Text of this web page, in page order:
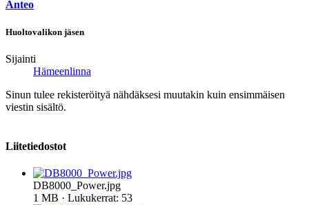
Anteo
Huoltovalikon jäsen
Sijainti
Hämeenlinna
Sinun tulee rekisteröityä nähdäksesi muutakin kuin ensimmäisen
viestin sisältö.
Liitetiedostot
DB8000_Power.jpg
1 MB · Lukukerrat: 53